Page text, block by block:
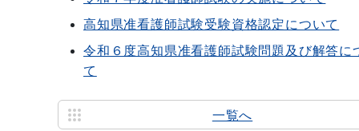
高知県准看護師試験受験資格認定について
令和６度高知県准看護師試験問題及び解答に
て
一覧へ